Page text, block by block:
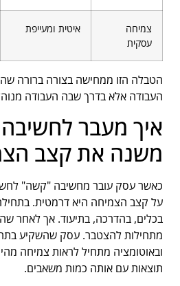
צמיחה
עסקית
איטית ומעייפת
הטבלה הזו ממחישה בצורה ברורה
העבודה אלא בדרך שבה העבודה
איך מעבר
משנה את קצב
כאשר עסק עובר מחשיבה "קשה"
על קצב הצמיחה היא דרמטית.
בכלים, בהדרכה, בתיעוד. אך לאחר
מתחילות להצטבר. עסק שהשקיע
ובאוטומציה מתחיל לראות צמיחה
תוצאות עם אותה כמות משאבים.